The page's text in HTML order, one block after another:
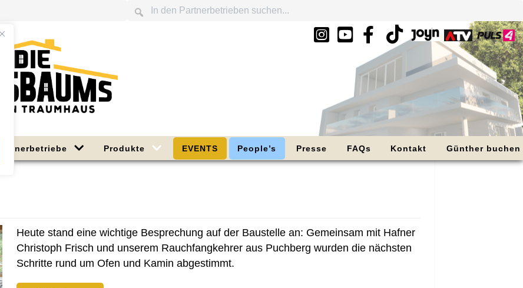
Partnerbetriebe Produkte EVENTS People’s Presse FAQs Kontakt Günther buchen
Heute stand eine wichtige Besprechung auf der Baustelle an: Gemeinsam mit Hafner
Christoph Frisch und unserem Rauchfangkehrer aus Puchberg wurden die nächsten
Schritte rund um Ofen und Kamin abgestimmt.